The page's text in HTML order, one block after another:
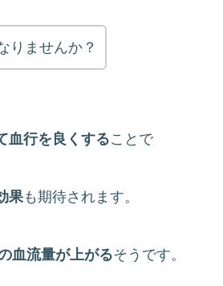
りませんか？
血行を良くすることで
果も期待されます。
血流量が上がるそうです。